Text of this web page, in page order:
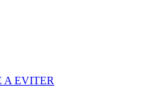
A EVITER